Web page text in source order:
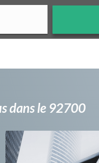
dans le 92700